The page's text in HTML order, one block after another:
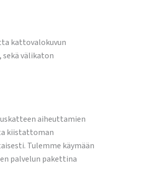
kattovalokuvun
välikaton
aiheuttamien
kiistattoman
Tulemme käymään
palvelun pakettina